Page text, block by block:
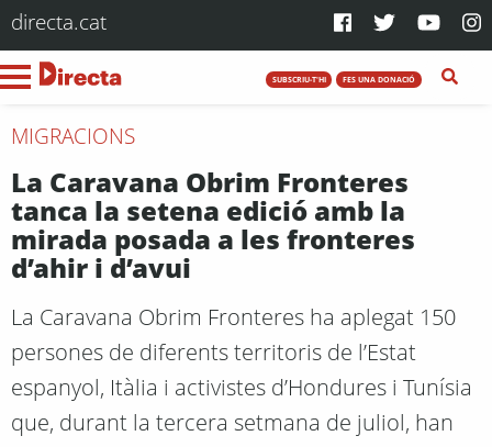
directa.cat
SUBSCRIU-T'HI FES UNA DONACIÓ
MIGRACIONS
La Caravana Obrim Fronteres
tanca la setena edició amb la
mirada posada a les fronteres
d’ahir i d’avui
La Caravana Obrim Fronteres ha aplegat 150
persones de diferents territoris de l’Estat
espanyol, Itàlia i activistes d’Hondures i Tunísia
que, durant la tercera setmana de juliol, han